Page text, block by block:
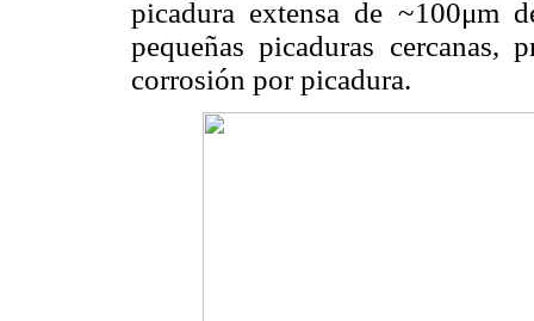
picadura extensa de ~100μm
pequeñas picaduras cercanas,
corrosión por picadura.